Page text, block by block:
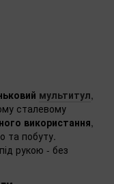
мультитул,
сталевому
використання,
та побуту.
рукою - без